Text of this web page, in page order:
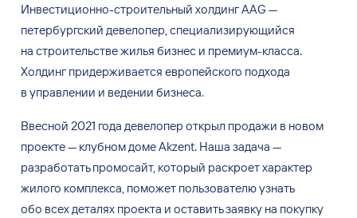
Инвестиционно-строительный холдинг AAG —
петербургский девелопер, специализирующийся
на строительстве жилья бизнес и премиум-класса.
Холдинг придерживается европейского подхода
в управлении и ведении бизнеса.
Ввесной 2021 года девелопер открыл продажи в новом
проекте—клубном доме Akzent. Наша задача —
разработать промосайт, который раскроет характер
жилого комплекса, поможет пользователю узнать
обо всехдеталях проекта и оставить заявку на покупку